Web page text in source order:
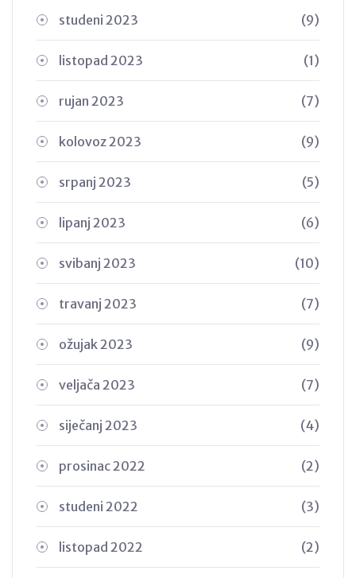
studeni 2023 (9)
listopad 2023 (1)
rujan 2023 (7)
kolovoz 2023 (9)
srpanj 2023 (5)
lipanj 2023 (6)
svibanj 2023 (10)
travanj 2023 (7)
ožujak 2023 (9)
veljača 2023 (7)
siječanj 2023 (4)
prosinac 2022 (2)
studeni 2022 (3)
listopad 2022 (2)